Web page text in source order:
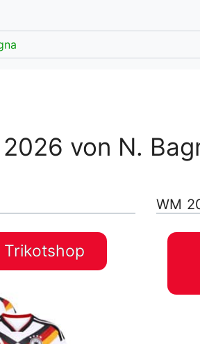
downloaden &
von N.
Trikotshop
WM